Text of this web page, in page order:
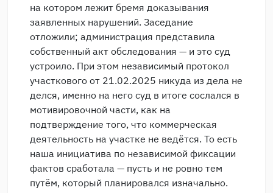
на котором лежит бремя доказывания
заявленных нарушений. Заседание
отложили; администрация представила
собственный акт обследования — и это суд
устроило. При этом независимый протокол
участкового от 21.02.2025 никуда из дела не
делся, именно на него суд в итоге сослался в
мотивировочной части, как на
подтверждение того, что коммерческая
деятельность на участке не ведётся. То есть
наша инициатива по независимой фиксации
фактов сработала — пусть и не ровно тем
путём, который планировался изначально.